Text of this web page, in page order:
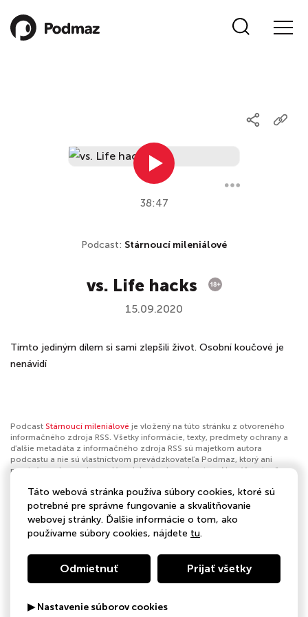
38:47
Podcast: Stárnoucí mileniálové
vs. Life hacks
15.09.2020
Tímto jediným dílem si sami zlepšili život. Osobní koučové je
nenávidí
Podcast Stárnoucí mileniálové je vložený na túto stránku z otvoreného
informačného zdroja RSS. Všetky informácie, texty, predmety ochrany a
ďalšie metadáta z informačného zdroja RSS sú majetkom autora
podcastu a nie sú vlastníctvom prevádzkovateľa Podmaz, ktorý ani
nevytvára ani nezodpovedá za ich obsah podcastov. Ak máš za to, že
nahlásiť obsah. Ak je toto tvoj podcast a chceš získať kontrolu nad týmto
profilomklikni sem.
Autor:GoOut
Kategórie: Spoločnosť a kultúra,
Táto webová stránka používa súbory cookies, ktoré sú
potrebné pre správne fungovanie a skvalitňovanie
webovej stránky. Ďalšie informácie o tom, ako
používame súbory cookies, nájdete tu.
Odmietnuť Prijať všetky
▶ Nastavenie súborov cookies